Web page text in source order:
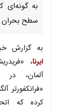
به گونه‌ای
سطح بحران
به گزارش
ایرنا،
آلمان، در
«فرانکفورتر
کرده که